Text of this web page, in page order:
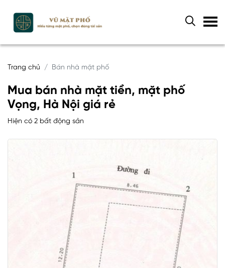
Trang chủ Bán nhà mặt phố
Mua bán nhà mặt tiền, mặt phố
Vọng, Hà Nội giá rẻ
Hiện có 2 bất động sản